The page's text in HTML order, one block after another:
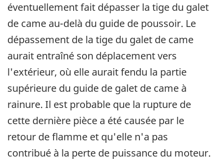
éventuellement fait dépasser la tige du galet
de came au-delà du guide de poussoir. Le
dépassement de la tige du galet de came
aurait entraîné son déplacement vers
l'extérieur, où elle aurait fendu la partie
supérieure du guide de galet de came à
rainure. Il est probable que la rupture de
cette dernière pièce a été causée par le
retour de flamme et qu'elle n'a pas
contribué à la perte de puissance du moteur.